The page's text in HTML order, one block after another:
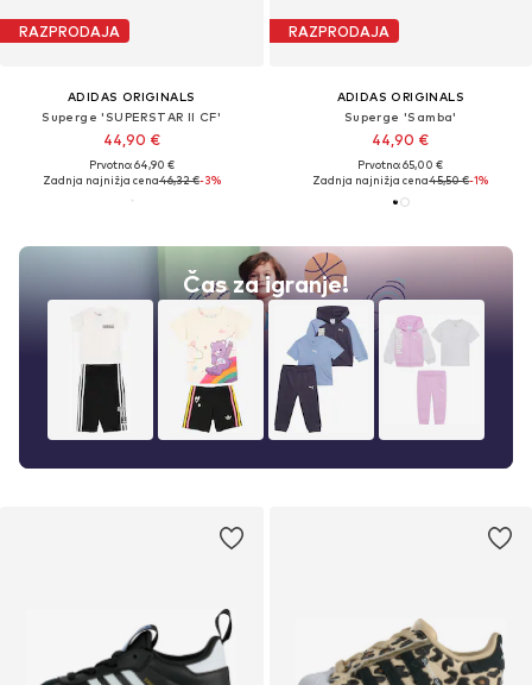
RAZPRODAJA
ADIDAS ORIGINALS
Superge 'SUPERSTAR II CF'
44,90 €
Prvotno: 64,90 €
Zadnja najnižja cena46,32 €-3%
Čas za igranje!
RAZPRODAJA
ADIDAS ORIGINALS
Superge 'Samba'
44,90 €
Prvotno: 65,00 €
Zadnja najnižja cena45,50 €-1%